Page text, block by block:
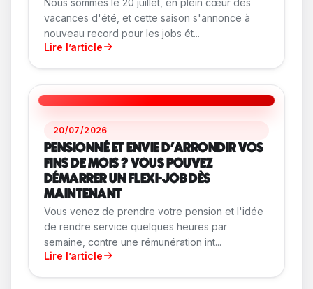
vacances d'été, et cette saison s'annonce à
nouveau record pour les jobs ét...
Lire l’article
20/07/2026
PENSIONNÉ ET ENVIE D'ARRONDIR VOS
FINS DE MOIS ? VOUS POUVEZ
DÉMARRER UN FLEXI-JOB DÈS
MAINTENANT
Vous venez de prendre votre pension et l'idée
de rendre service quelques heures par
semaine, contre une rémunération int...
Lire l’article